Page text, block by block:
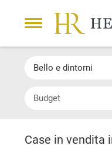
Bello e dintorni
Budget
Case in vendita